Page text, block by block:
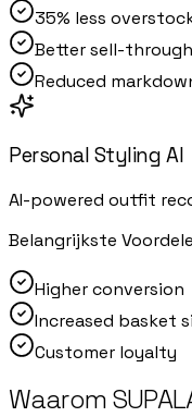
35% less
Better sell-through
Reduced
Personal Styling AI
AI-powered outfit
Belangrijkste
Higher conversion
Increased basket
Customer loyalty
Waarom